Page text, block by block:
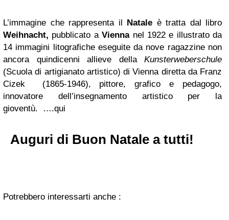
L’immagine che rappresenta il Natale è tratta dal libro
Weihnacht, pubblicato aViennanel 1922 e illustrato da
14 immagini litografiche eseguite da nove ragazzine non
ancora quindicenni allieve della Kunsterweberschule
(Scuola di artigianato artistico) di Vienna diretta da Franz
Cizek (1865-1946), pittore, grafico e pedagogo,
innovatore dell’insegnamento artistico per la
gioventù.
….qui
Auguri di Buon Natale a tutti!
Potrebbero interessarti anche :